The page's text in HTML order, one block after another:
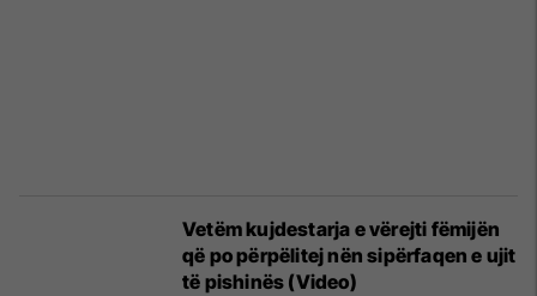
Vetëm kujdestarja e vërejti fëmijën
që po përpëlitej nën sipërfaqen e ujit
të pishinës (Video)